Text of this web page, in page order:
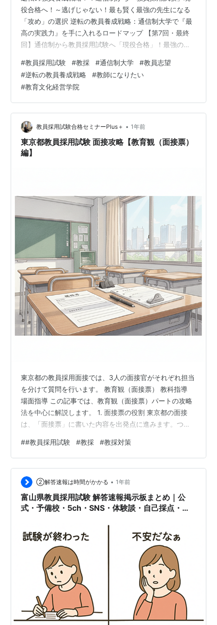
役合格へ！～逃げじゃない！最も賢く最強の先生になる
「攻め」の選択 逆転の教員養成戦略：通信制大学で『最
高の実践力』を手に入れるロードマップ 【第7回・最終
回】通信制から教員採用試験へ「現役合格」！最強の先
載「逆転の教員養成戦略」も、いよいよ最終回を迎えま
した。 学費の安さに始まり、4年間の圧倒的な現場経
験、理論と実践の往還、そして戦略的な複数免許の取
得。通信制大学には、通学制にはない数多くのメリット
があることをお伝えしてきました。 しかし、最終的なゴ
ールは「大学を卒業すること」ではありません。…
#教員採用試験 #教採 #通信制大学 #教員志望
#逆転の教員養成戦略 #教師になりたい
#教育文化経営学院
教員採用試験合格セミナーPlus＋ • 1年前
東京都教員採用試験 面接攻略【教育観（面接票）
編】
東京都の教員採用面接では、3人の面接官がそれぞれ担当
を分けて質問を行います。 教育観（面接票） 教科指導
場面指導 この記事では、教育観（面接票）パートの攻略
法を中心に解説します。 1. 面接票の役割 東京都の面接
は、「面接票」に書いた内容を出発点に進みます。つま
深掘り質問で答えに詰まれば逆効果。 面接票は「必ず聞
かれる質問リスト」と考え、しっかり準備しましょう。
東京都の教員採用試験では、一次試験合格者のみが専用
サイトから受験票をダウンロードできます。その中に
「面接票」が含まれ、氏名・志望理由・自己PR・教育観
などを記入して提出します。 2.…
##教員採用試験 #教採 #教採対策
②解答速報は時間がかかる • 1年前
富山県教員採用試験 解答速報掲示板まとめ｜公
式・予備校・5ch・SNS・体験談・自己採点・合